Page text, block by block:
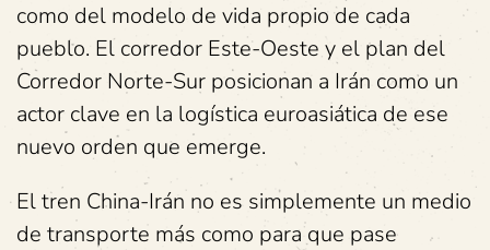
como del modelo de vida propio de cada
pueblo. El corredor Este-Oeste y el plan del
Corredor Norte-Sur posicionan a Irán como un
actor clave en la logística euroasiática de ese
nuevo orden que emerge.
El tren China-Irán no es simplemente un medio
de transporte más como para que pase